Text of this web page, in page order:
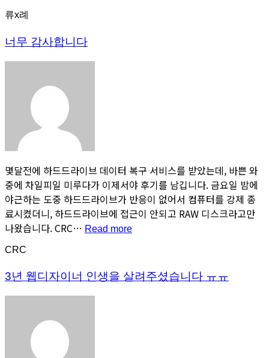
류x례
너무 감사합니다
몇달전에 하드드라이브 데이터 복구 서비스를 받았는데, 바쁜 와
중에 차일피일 미루다가 이제서야 후기를 남깁니다. 금요일 밤에
야근하는 도중 하드드라이브가 반응이 없어서 컴퓨터를 강제 종
료시켰더니, 하드드라이브에 접근이 안되고 RAW 디스크라고만
나왔습니다. CRC… Read more
합
CRC
3년 웹디자이너 인생을 살려주셨습니다 ㅠㅠ